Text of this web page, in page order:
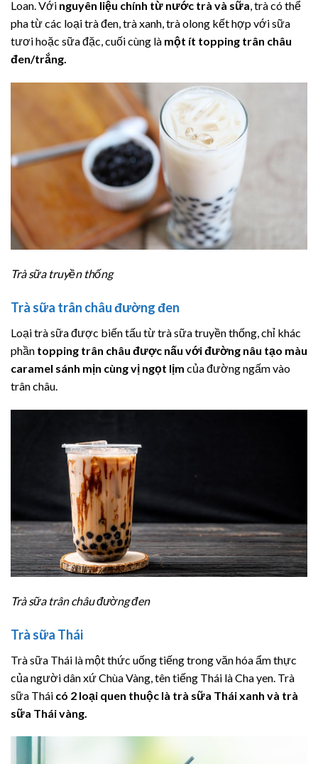
Loan. Với nguyên liệu chính từ nước trà và sữa, trà có thể
pha từ các loại trà đen, trà xanh, trà olong kết hợp với sữa
tươi hoặc sữa đặc, cuối cùng là một ít topping trân châu
đen/trắng.
Trà sữa truyền thống
Trà sữa trân châu đường đen
Loại trà sữa được biến tấu từ trà sữa truyền thống, chỉ khác
phần topping trân châu được nấu với đường nâu tạo màu
caramel sánh mịn cùng vị ngọt lịm của đường ngấm vào
trân châu.
Trà sữa trân châu đường đen
Trà sữa Thái
Trà sữa Thái là một thức uống tiếng trong văn hóa ẩm thực
của người dân xứ Chùa Vàng, tên tiếng Thái là Cha yen. Trà
sữa Thái có 2 loại quen thuộc là trà sữa Thái xanh và trà
sữa Thái vàng.